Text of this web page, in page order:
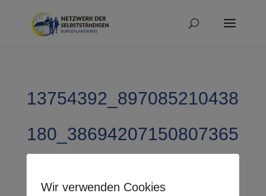
13754392_897085210438
180_38694207150807365
Wir verwenden Cookies